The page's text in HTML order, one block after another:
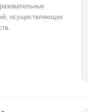
осуществляющих